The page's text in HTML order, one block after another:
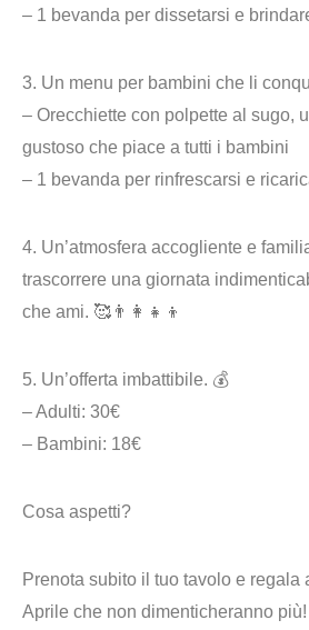
– 1 bevanda per dissetarsi e
3. Un menu per bambini che li
– Orecchiette con polpette al sugo,
gustoso che piace a tutti i bambini
– 1 bevanda per rinfrescarsi e
4. Un’atmosfera accogliente e
trascorrere una giornata
che ami. 🥰👨‍👩‍👧‍👦
5. Un’offerta imbattibile. 💰
– Adulti: 30€
– Bambini: 18€
Cosa aspetti?
Prenota subito il tuo tavolo e regala
Aprile che non dimenticheranno più!